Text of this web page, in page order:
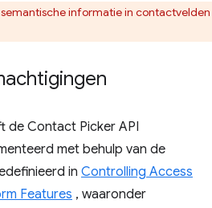
informatie in contactvelden
de Contact Picker API
met behulp van de
in Controlling Access
Features , waaronder